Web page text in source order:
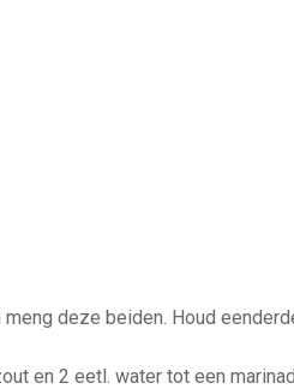
deze beiden. Houd
en 2 eetl. water tot een